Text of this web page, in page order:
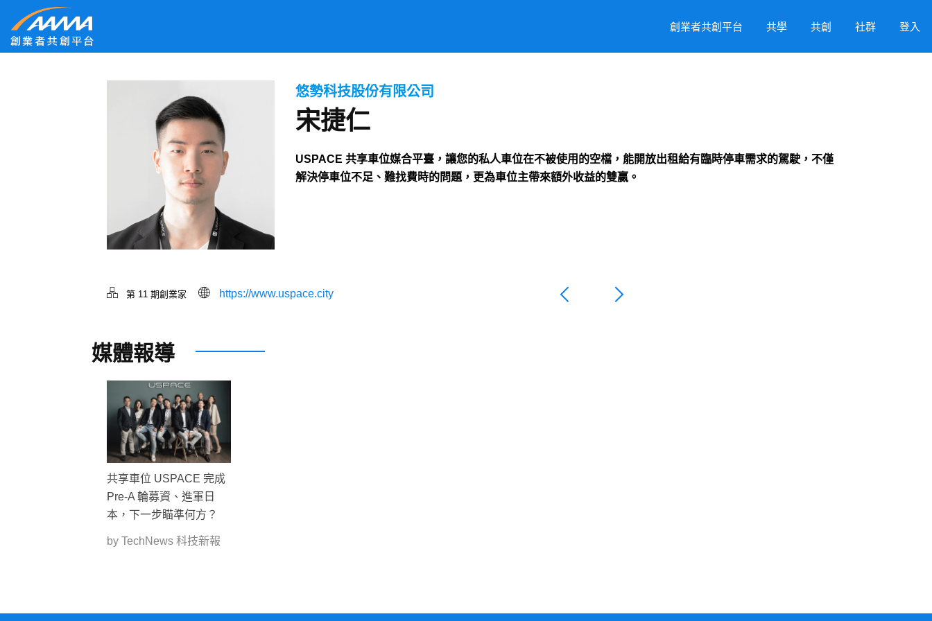
創業者共創平台 共學 共創 社群 登入
悠勢科技股份有限公司
宋捷仁
USPACE 共享車位媒合平臺，讓您的私人車位在不被使用的空檔，能開放出租給有臨時停車需求的駕駛，不僅
解決停車位不足、難找費時的問題，更為車位主帶來額外收益的雙贏。
第 11 期創業家 https://www.uspace.city
媒體報導
共享車位 USPACE 完成
Pre-A 輪募資、進軍日
本，下一步瞄準何方？
by TechNews 科技新報